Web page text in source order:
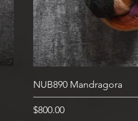
快速瀏覽
NUB890 Mandragora
價格
$800.00